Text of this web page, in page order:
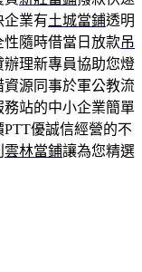
企業有土城當鋪透明
隨時借當日放款吊
理新專員協助您燈
源同事於軍公教流
務站的中小企業簡單
PTT優誠信經營的不
雲林當鋪讓為您精選